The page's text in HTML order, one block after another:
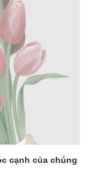
cạnh của chúng